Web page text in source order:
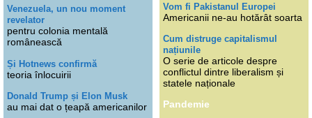
Venezuela, un nou moment
revelator
pentru colonia mentală
românească
Și Hotnews confirmă
teoria înlocuirii
Donald Trump și Elon Musk
au mai dat o țeapă americanilor
Vom fi Pakistanul Europei
Americanii ne-au hotărât soarta
Cum distruge capitalismul
națiunile
O serie de articole despre
conflictul dintre liberalism și
statele naționale
Pandemie